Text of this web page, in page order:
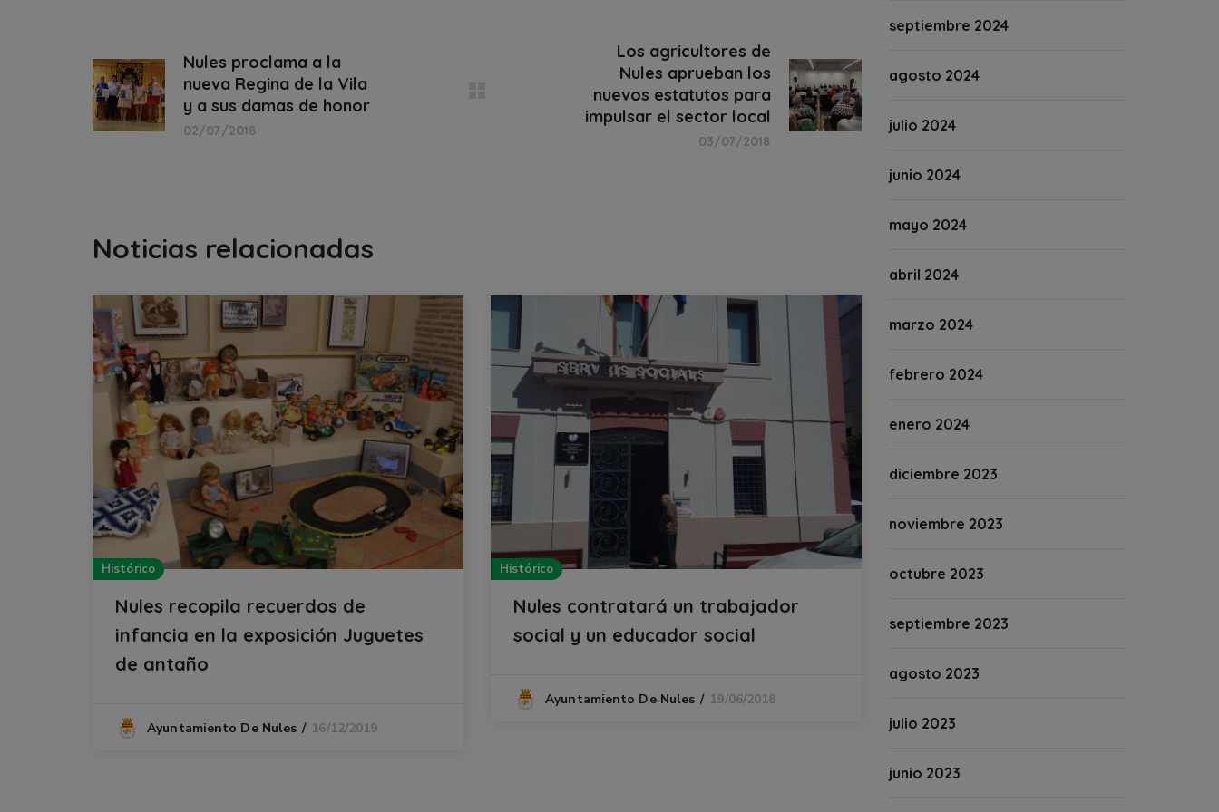
Nules proclama a la
nueva Regina de la Vila
y a sus damas de honor
02/07/2018
Los agricultores de
Nules aprueban los
nuevos estatutos para
impulsar el sector local
03/07/2018
Noticias relacionadas
Histórico
Nules recopila recuerdos de
infancia en la exposición Juguetes
de antaño
Ayuntamiento De Nules 16/12/2019
Histórico
Nules contratará un trabajador
social y un educador social
Ayuntamiento De Nules 19/06/2018
septiembre 2024
agosto 2024
julio 2024
junio 2024
mayo 2024
abril 2024
marzo 2024
febrero 2024
enero 2024
diciembre 2023
noviembre 2023
octubre 2023
septiembre 2023
agosto 2023
julio 2023
junio 2023